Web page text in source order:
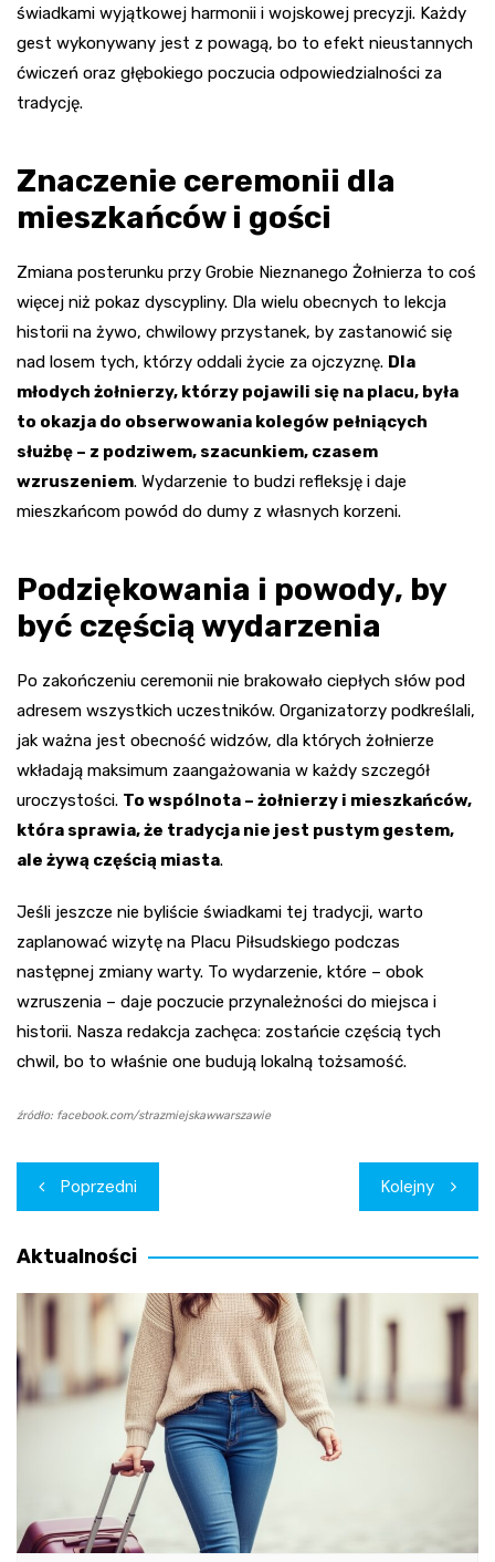
świadkami wyjątkowej harmonii i wojskowej precyzji. Każdy
gest wykonywany jest z powagą, bo to efekt nieustannych
ćwiczeń oraz głębokiego poczucia odpowiedzialności za
tradycję.
Znaczenie ceremonii dla
mieszkańców i gości
Zmiana posterunku przy Grobie Nieznanego Żołnierza to coś
więcej niż pokaz dyscypliny. Dla wielu obecnych to lekcja
historii na żywo, chwilowy przystanek, by zastanowić się
nad losem tych, którzy oddali życie za ojczyznę. Dla
młodych żołnierzy, którzy pojawili się na placu, była
to okazja do obserwowania kolegów pełniących
służbę – z podziwem, szacunkiem, czasem
wzruszeniem. Wydarzenie to budzi refleksję i daje
mieszkańcom powód do dumy z własnych korzeni.
Podziękowania i powody, by
być częścią wydarzenia
Po zakończeniu ceremonii nie brakowało ciepłych słów pod
adresem wszystkich uczestników. Organizatorzy podkreślali,
jak ważna jest obecność widzów, dla których żołnierze
wkładają maksimum zaangażowania w każdy szczegół
uroczystości. To wspólnota – żołnierzy i mieszkańców,
która sprawia, że tradycja nie jest pustym gestem,
ale żywą częścią miasta.
Jeśli jeszcze nie byliście świadkami tej tradycji, warto
zaplanować wizytę na Placu Piłsudskiego podczas
następnej zmiany warty. To wydarzenie, które – obok
wzruszenia – daje poczucie przynależności do miejsca i
historii. Nasza redakcja zachęca: zostańcie częścią tych
chwil, bo to właśnie one budują lokalną tożsamość.
źródło: facebook.com/strazmiejskawwarszawie
Nawigacja
wpisu
Poprzedni Kolejny
Aktualności